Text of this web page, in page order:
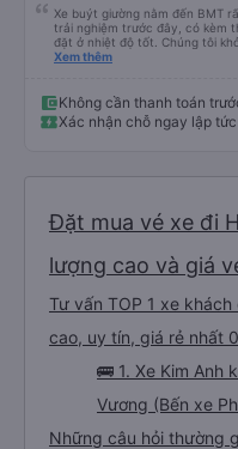
Xe buýt giường nằm đến BMT
trải nghiệm trước đây, có kèm
đặt ở nhiệt độ tốt. Chúng tôi
phút. Tài xế rất tuyệt so với
GPS và biển số xe vì tôi phải
là vấn đề của bến xe Đà Lạt
thông tin), chứ không phải của
Xem thêm
Không cần thanh toán
Xác nhận chỗ ngay lập tức
Đặt mua vé xe đi
lượng cao và giá
Tư vấn TOP 1 xe
cao, uy tín, giá rẻ nhất
🚌 1. Xe Kim Anh
Vương (Bến xe
Những câu hỏi thường